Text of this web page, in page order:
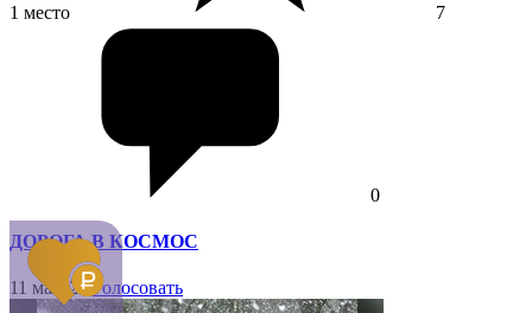
1 место 7
0
ДОРОГА В КОСМОС
11 мая '26 Голосовать